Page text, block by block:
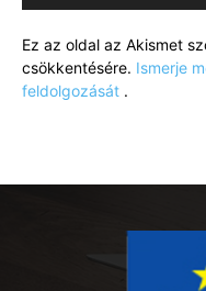
Ez az oldal az Akismet
csökkentésére. Ismerje
feldolgozását .